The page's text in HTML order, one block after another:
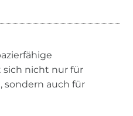
nicht nur für
sondern auch für